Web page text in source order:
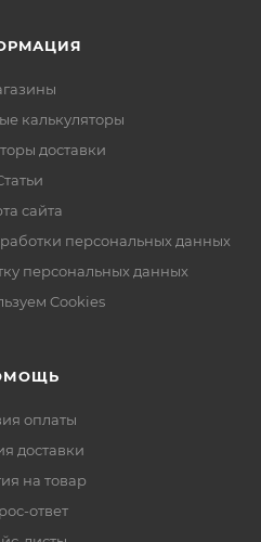
калькуляторы
доставки
сайта
персональных данных
персональных данных
Cookies
оплаты
доставки
на товар
ответ